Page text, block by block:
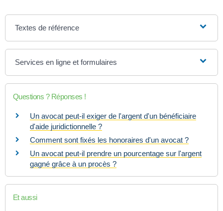
Textes de référence
Services en ligne et formulaires
Questions ? Réponses !
Un avocat peut-il exiger de l'argent d'un bénéficiaire
d'aide juridictionnelle ?
Comment sont fixés les honoraires d'un avocat ?
Un avocat peut-il prendre un pourcentage sur l'argent
gagné grâce à un procès ?
Et aussi